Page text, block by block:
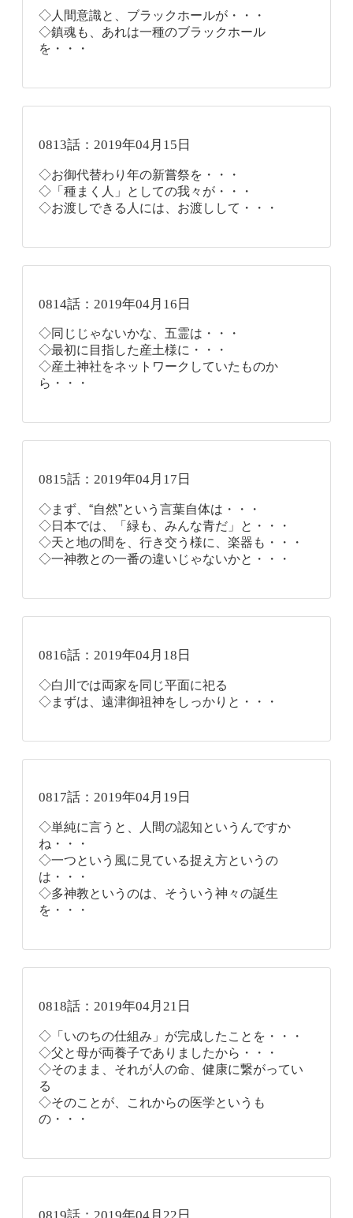
◇人間意識と、ブラックホールが・・・
◇鎮魂も、あれは一種のブラックホール
を・・・
0813話：2019年04月15日
◇お御代替わり年の新嘗祭を・・・
◇「種まく人」としての我々が・・・
◇お渡しできる人には、お渡しして・・・
0814話：2019年04月16日
◇同じじゃないかな、五霊は・・・
◇最初に目指した産土様に・・・
◇産土神社をネットワークしていたものか
ら・・・
0815話：2019年04月17日
◇まず、“自然”という言葉自体は・・・
◇日本では、「緑も、みんな青だ」と・・・
◇天と地の間を、行き交う様に、楽器も・・・
◇一神教との一番の違いじゃないかと・・・
0816話：2019年04月18日
◇白川では両家を同じ平面に祀る
◇まずは、遠津御祖神をしっかりと・・・
0817話：2019年04月19日
◇単純に言うと、人間の認知というんですか
ね・・・
◇一つという風に見ている捉え方というの
は・・・
◇多神教というのは、そういう神々の誕生
を・・・
0818話：2019年04月21日
◇「いのちの仕組み」が完成したことを・・・
◇父と母が両養子でありましたから・・・
◇そのまま、それが人の命、健康に繋がってい
る
◇そのことが、これからの医学というも
の・・・
0819話：2019年04月22日